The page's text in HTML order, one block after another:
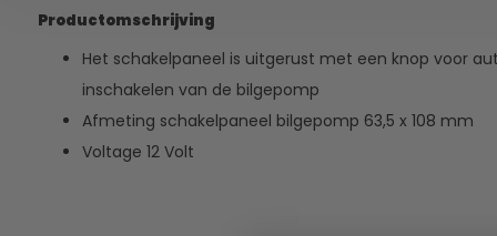
Productomschrijving
Het schakelpaneel is uitgerust met een knop voor
inschakelen van de bilgepomp
Afmeting schakelpaneel bilgepomp 63,5 x 108 mm
Voltage 12 Volt